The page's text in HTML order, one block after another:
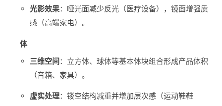
光影效果‌：哑光面减少反光（医疗设备），镜面增强质
感（高端家电）。
体
三维空间‌：立方体、球体等基本体块组合形成产品体积
（音箱、家具）。
虚实处理‌：镂空结构减重并增加层次感（运动鞋鞋